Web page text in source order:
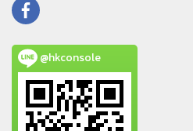
@hkconsole